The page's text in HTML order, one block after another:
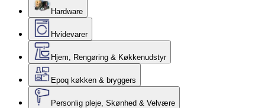
Hardware
Hvidevarer
Hjem, Rengøring & Køkkenudstyr
Epoq køkken & bryggers
Personlig pleje, Skønhed & Velvære